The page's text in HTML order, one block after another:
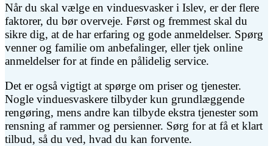
Når du skal vælge en vinduesvasker i Islev, er der flere
faktorer, du bør overveje. Først og fremmest skal du
sikre dig, at de har erfaring og gode anmeldelser. Spørg
venner og familie om anbefalinger, eller tjek online
anmeldelser for at finde en pålidelig service.
Det er også vigtigt at spørge om priser og tjenester.
Nogle vinduesvaskere tilbyder kun grundlæggende
rengøring, mens andre kan tilbyde ekstra tjenester som
rensning af rammer og persienner. Sørg for at få et klart
tilbud, så du ved, hvad du kan forvente.